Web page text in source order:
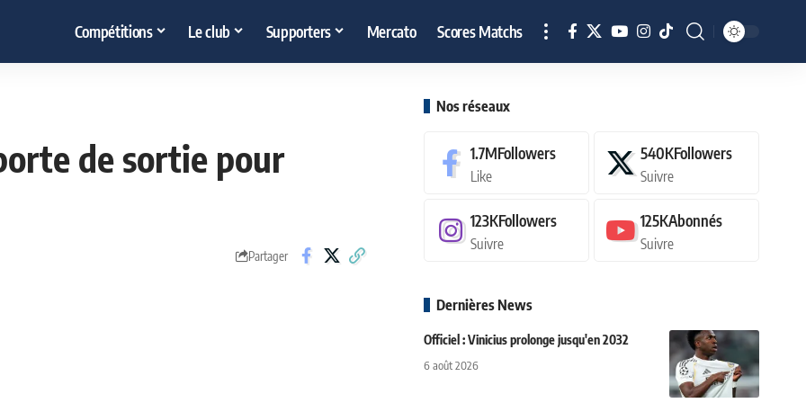
Compétitions Le club Supporters Mercato Scores Matchs
de sortie pour
Partager
Nos réseaux
1.7MFollowers
Like
540KFollowers
Suivre
123KFollowers
Suivre
125KAbonnés
Suivre
Dernières News
Officiel : Vinicius prolonge jusqu'en 2032
6 août 2026